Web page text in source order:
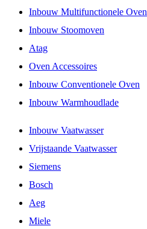
Inbouw Multifunctionele Oven
Inbouw Stoomoven
Atag
Oven Accessoires
Inbouw Conventionele Oven
Inbouw Warmhoudlade
Inbouw Vaatwasser
Vrijstaande Vaatwasser
Siemens
Bosch
Aeg
Miele